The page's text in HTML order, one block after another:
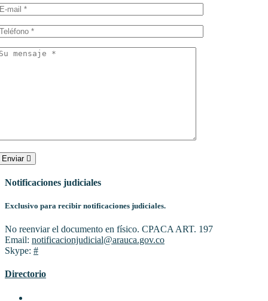
Enviar
Notificaciones judiciales
Exclusivo para recibir notificaciones judiciales.
No reenviar el documento en físico. CPACA ART. 197
Email: notificacionjudicial@arauca.gov.co
Skype: #
Directorio